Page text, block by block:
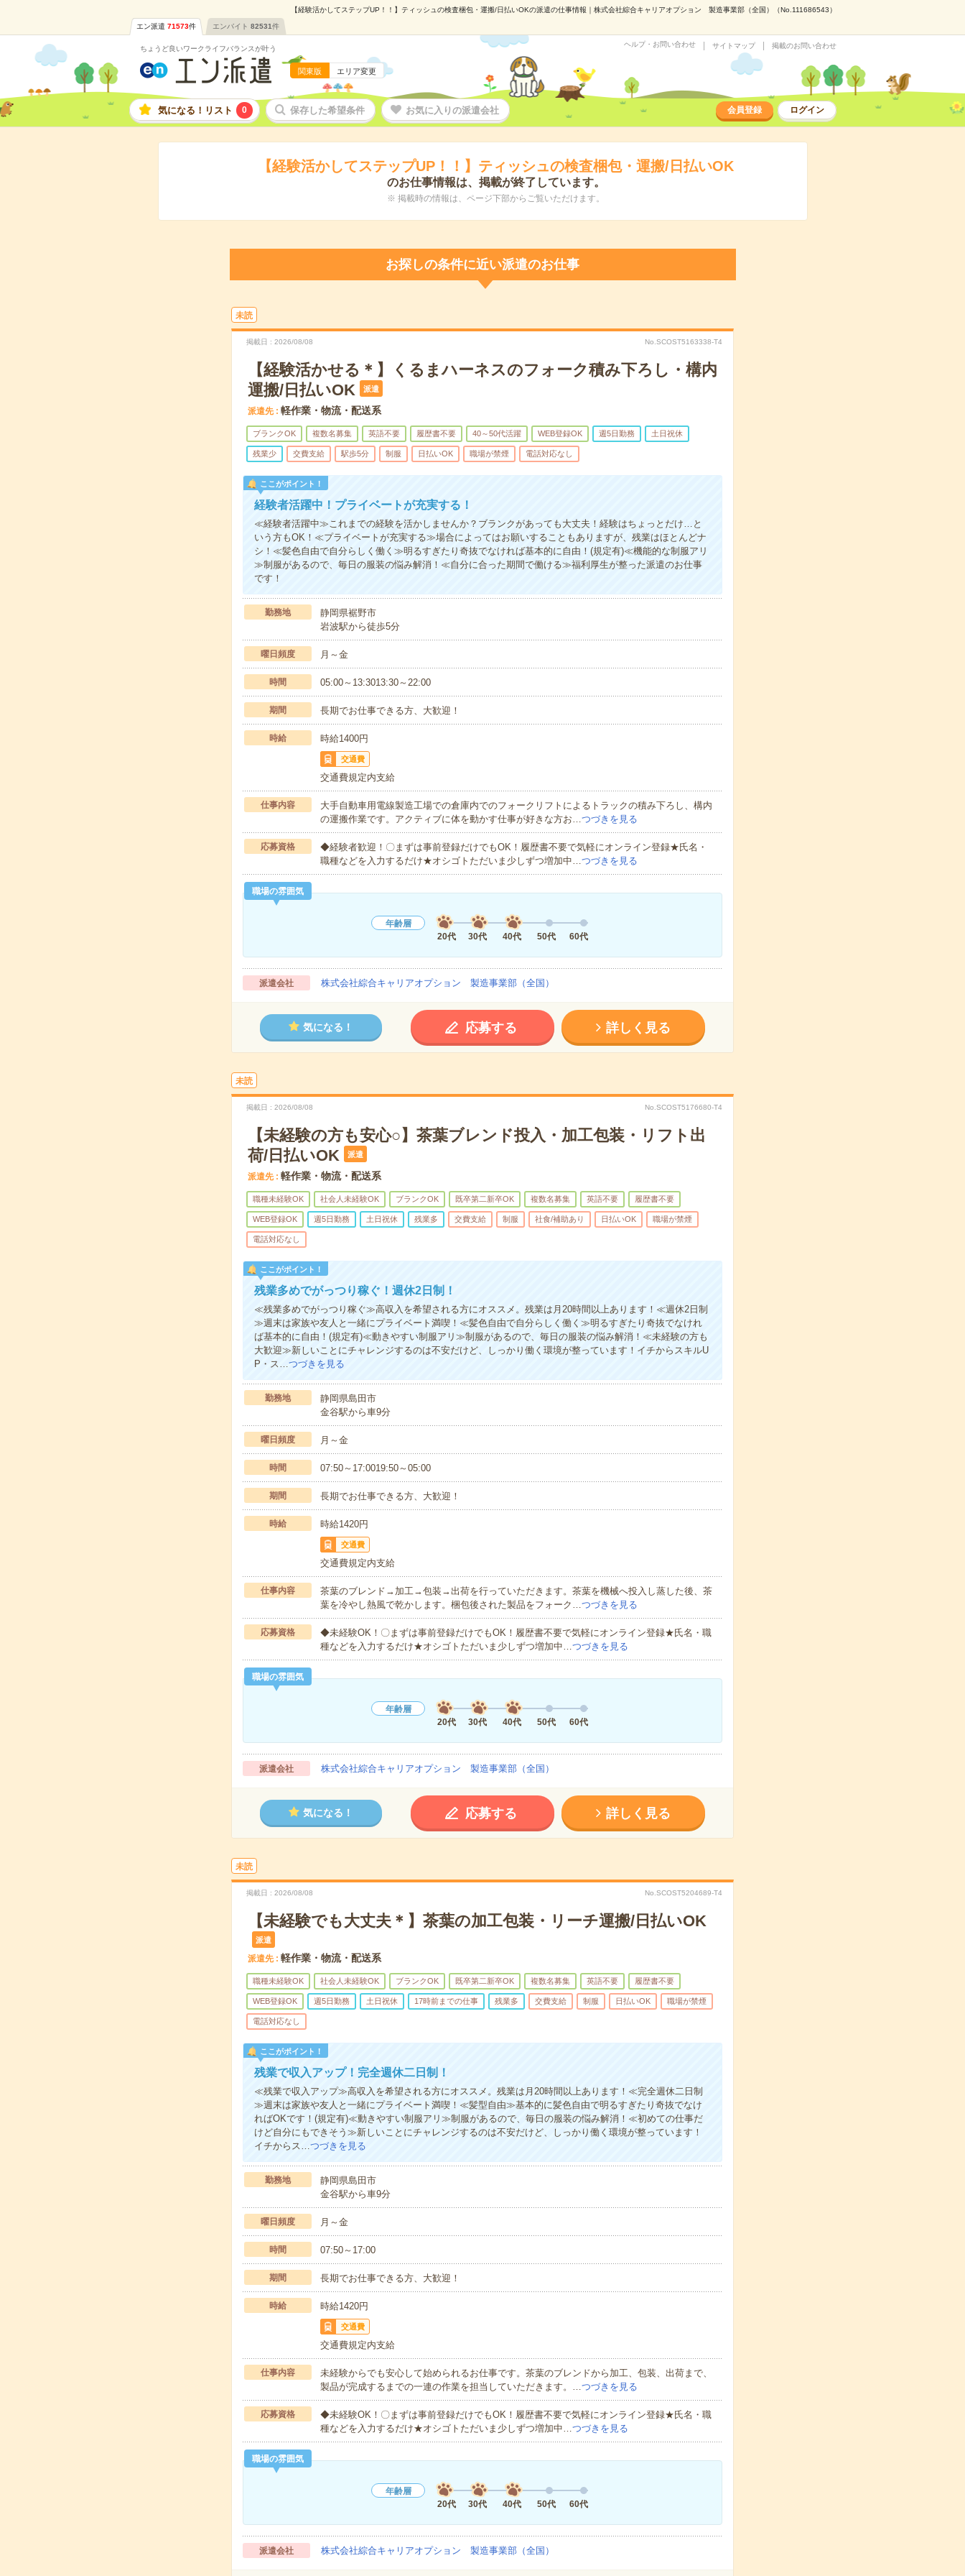
【経験活かしてステップUP！！】ティッシュの検査梱包・運搬/日払いOKの派遣の仕事情報｜株式会社綜合キャリアオプション 製造事業部（全国）（No.111686543）
エン派遣 71573件 エンバイト 82531件
ちょうど良いワークライフバランスが叶う
関東版 エリア変更
ヘルプ・お問い合わせ サイトマップ 掲載のお問い合わせ
気になる！リスト 0 保存した希望条件 お気に入りの派遣会社 会員登録 ログイン
【経験活かしてステップUP！！】ティッシュの検査梱包・運搬/日払いOK
のお仕事情報は、掲載が終了しています。
※ 掲載時の情報は、ページ下部からご覧いただけます。
お探しの条件に近い派遣のお仕事
未読
掲載日 2026/08/08 No.SCOST5163338-T4
【経験活かせる＊】くるまハーネスのフォーク積み下ろし・構内
運搬/日払いOK
派遣
派遣先 軽作業・物流・配送系
ブランクOK 複数名募集 英語不要 履歴書不要 40～50代活躍 WEB登録OK 週5日勤務 土日祝休
残業少 交費支給 駅歩5分 制服 日払いOK 職場が禁煙 電話対応なし
ここがポイント！
経験者活躍中！プライベートが充実する！
≪経験者活躍中≫これまでの経験を活かしませんか？ブランクがあっても大丈夫！経験はちょっとだけ…と
いう方もOK！≪プライベートが充実する≫場合によってはお願いすることもありますが、残業はほとんどナ
シ！≪髪色自由で自分らしく働く≫明るすぎたり奇抜でなければ基本的に自由！(規定有)≪機能的な制服アリ
≫制服があるので、毎日の服装の悩み解消！≪自分に合った期間で働ける≫福利厚生が整った派遣のお仕事
です！
勤務地
静岡県裾野市
岩波駅から徒歩5分
曜日頻度 月～金
時間 05:00～13:3013:30～22:00
期間 長期でお仕事できる方、大歓迎！
時給 時給1400円
交通費
交通費規定内支給
仕事内容
大手自動車用電線製造工場での倉庫内でのフォークリフトによるトラックの積み下ろし、構内
の運搬作業です。アクティブに体を動かす仕事が好きな方お…つづきを見る
応募資格
◆経験者歓迎！〇まずは事前登録だけでもOK！履歴書不要で気軽にオンライン登録★氏名・
職種などを入力するだけ★オシゴトただいま少しずつ増加中…つづきを見る
職場の雰囲気
年齢層
20代
30代 40代 50代 60代
派遣会社 株式会社綜合キャリアオプション 製造事業部（全国）
気になる！ 応募する 詳しく見る
未読
掲載日 2026/08/08 No.SCOST5176680-T4
【未経験の方も安心○】茶葉ブレンド投入・加工包装・リフト出
荷/日払いOK
派遣
派遣先 軽作業・物流・配送系
職種未経験OK 社会人未経験OK ブランクOK 既卒第二新卒OK 複数名募集 英語不要 履歴書不要
WEB登録OK 週5日勤務 土日祝休 残業多 交費支給 制服 社食/補助あり 日払いOK 職場が禁煙
電話対応なし
ここがポイント！
残業多めでがっつり稼ぐ！週休2日制！
≪残業多めでがっつり稼ぐ≫高収入を希望される方にオススメ。残業は月20時間以上あります！≪週休2日制
≫週末は家族や友人と一緒にプライベート満喫！≪髪色自由で自分らしく働く≫明るすぎたり奇抜でなけれ
ば基本的に自由！(規定有)≪動きやすい制服アリ≫制服があるので、毎日の服装の悩み解消！≪未経験の方も
大歓迎≫新しいことにチャレンジするのは不安だけど、しっかり働く環境が整っています！イチからスキルU
P・ス…つづきを見る
勤務地
静岡県島田市
金谷駅から車9分
曜日頻度 月～金
時間 07:50～17:0019:50～05:00
期間 長期でお仕事できる方、大歓迎！
時給 時給1420円
交通費
交通費規定内支給
仕事内容
茶葉のブレンド→加工→包装→出荷を行っていただきます。茶葉を機械へ投入し蒸した後、茶
葉を冷やし熱風で乾かします。梱包後された製品をフォーク…つづきを見る
応募資格
◆未経験OK！〇まずは事前登録だけでもOK！履歴書不要で気軽にオンライン登録★氏名・職
種などを入力するだけ★オシゴトただいま少しずつ増加中…つづきを見る
職場の雰囲気
年齢層
20代
30代 40代 50代 60代
派遣会社 株式会社綜合キャリアオプション 製造事業部（全国）
気になる！ 応募する 詳しく見る
未読
掲載日 2026/08/08 No.SCOST5204689-T4
【未経験でも大丈夫＊】茶葉の加工包装・リーチ運搬/日払いOK
派遣
派遣先 軽作業・物流・配送系
職種未経験OK 社会人未経験OK ブランクOK 既卒第二新卒OK 複数名募集 英語不要 履歴書不要
WEB登録OK 週5日勤務 土日祝休 17時前までの仕事 残業多 交費支給 制服 日払いOK 職場が禁煙
電話対応なし
ここがポイント！
残業で収入アップ！完全週休二日制！
≪残業で収入アップ≫高収入を希望される方にオススメ。残業は月20時間以上あります！≪完全週休二日制
≫週末は家族や友人と一緒にプライベート満喫！≪髪型自由≫基本的に髪色自由で明るすぎたり奇抜でなけ
ればOKです！(規定有)≪動きやすい制服アリ≫制服があるので、毎日の服装の悩み解消！≪初めての仕事だ
けど自分にもできそう≫新しいことにチャレンジするのは不安だけど、しっかり働く環境が整っています！
イチからス…つづきを見る
勤務地
静岡県島田市
金谷駅から車9分
曜日頻度 月～金
時間 07:50～17:00
期間 長期でお仕事できる方、大歓迎！
時給 時給1420円
交通費
交通費規定内支給
仕事内容
未経験からでも安心して始められるお仕事です。茶葉のブレンドから加工、包装、出荷まで、
製品が完成するまでの一連の作業を担当していただきます。…つづきを見る
応募資格
◆未経験OK！〇まずは事前登録だけでもOK！履歴書不要で気軽にオンライン登録★氏名・職
種などを入力するだけ★オシゴトただいま少しずつ増加中…つづきを見る
職場の雰囲気
年齢層
20代
30代 40代 50代 60代
派遣会社 株式会社綜合キャリアオプション 製造事業部（全国）